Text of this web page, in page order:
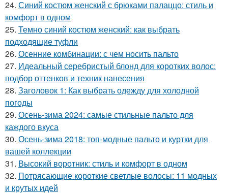
24. Синий костюм женский с брюками палаццо: стиль и
комфорт в одном
25. Темно синий костюм женский: как выбрать
подходящие туфли
26. Осенние комбинации: с чем носить пальто
27. Идеальный серебристый блонд для коротких волос:
подбор оттенков и техник нанесения
28. Заголовок 1: Как выбрать одежду для холодной
погоды
29. Осень-зима 2024: самые стильные пальто для
каждого вкуса
30. Осень-зима 2018: топ-модные пальто и куртки для
вашей коллекции
31. Высокий воротник: стиль и комфорт в одном
32. Потрясающие короткие светлые волосы: 11 модных
и крутых идей